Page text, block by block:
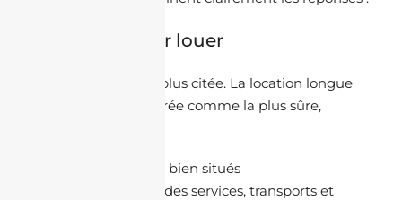
a. Acheter pour louer
C’est la stratégie la plus citée. La location longue
durée reste considérée comme la plus sûre,
Appartements bien situés
Biens proches des services, transports et